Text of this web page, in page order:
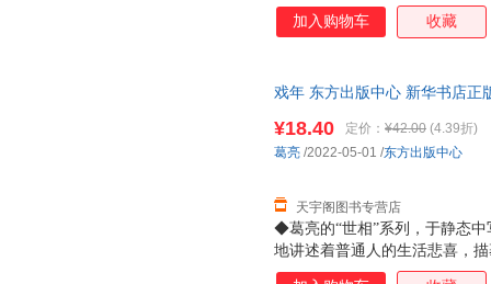
加入购物车 收藏
戏年 东方出版中心 新华书店正
◆葛亮的“世相”系列，于静态
地讲述着普通人的生活悲喜，
也不太会有大开大阖的面目。
¥18.40 定价： ¥42.00 (4.39折)
天宇阁图书专营店
葛亮 /2022-05-01 /东方出版中心